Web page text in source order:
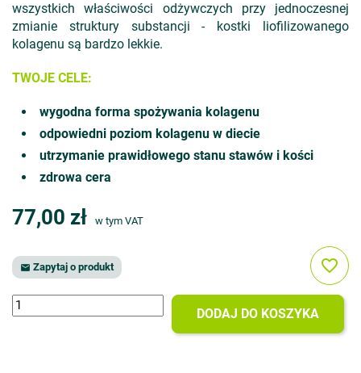
wszystkich właściwości odżywczych przy jednoczesnej
zmianie struktury substancji - kostki liofilizowanego
kolagenu są bardzo lekkie.
TWOJE CELE:
wygodna forma spożywania kolagenu
odpowiedni poziom kolagenu w diecie
utrzymanie prawidłowego stanu stawów i kości
zdrowa cera
77,00 zł w tym VAT
 Zapytaj o produkt
DODAJ DO KOSZYKA
favorite_border